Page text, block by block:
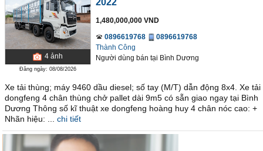
4 ảnh
Đăng ngày: 08/08/2026
1,480,000,000 VND
0896619768
0896619768
Thành Công
Người dùng bán tại Bình Dương
Xe tải thùng; máy 9460 dầu diesel; số tay (M/T) dẫn động 8x4. Xe tải
dongfeng 4 chân thùng chở pallet dài 9m5 có sẵn giao ngay tại Bình
Dương Thông số kĩ thuật xe dongfeng hoàng huy 4 chân nóc cao: +
Nhãn hiệu: ...
chi tiết